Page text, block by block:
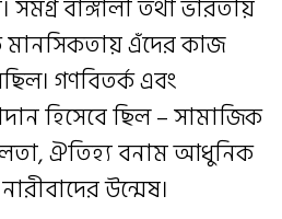
বাঙ্গালী তথা ভারতীয়
এঁদের কাজ
গণবিতর্ক এবং
হিসেবে ছিল – সামাজিক
ঐতিহ্য বনাম আধুনিক
উন্মেষ।